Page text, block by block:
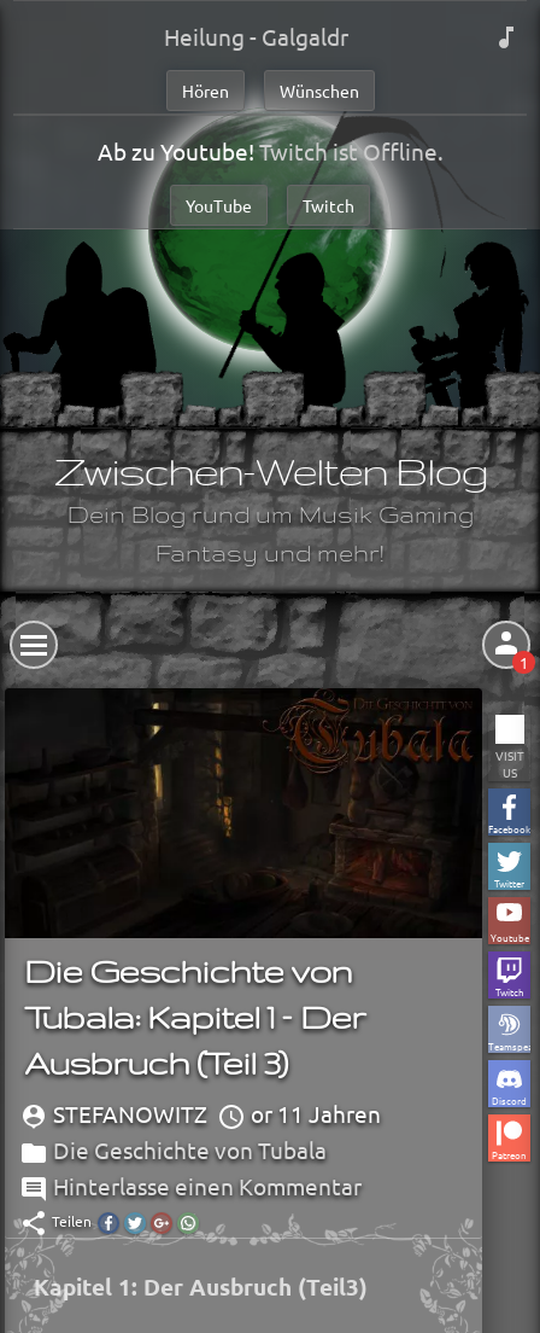
Heilung - Galgaldr
Hören Wünschen
Ab zu Youtube!Twitch ist Offline.
YouTube Twitch
Zwischen-Welten Blog
Dein Blog rund um Musik Gaming
Fantasy und mehr!
1
VISIT
US
Facebook
Twitter
Youtube
Twitch
Teamspeak
Discord
Patreon
Die Geschichte von
Tubala: Kapitel 1 – Der
Ausbruch (Teil 3)
STEFANOWITZ
or 11 Jahren
Die Geschichte von Tubala
Hinterlasse einen Kommentar
Teilen
Diesen
Beitrag
Facebook
teilen.
Diesen
Beitrag
Twitter
teilen.
Diesen
Beitrag
Google+
teilen.
Diesen
Beitrag
Whatsapp
teilen.
Kapitel 1: Der Ausbruch (Teil3)